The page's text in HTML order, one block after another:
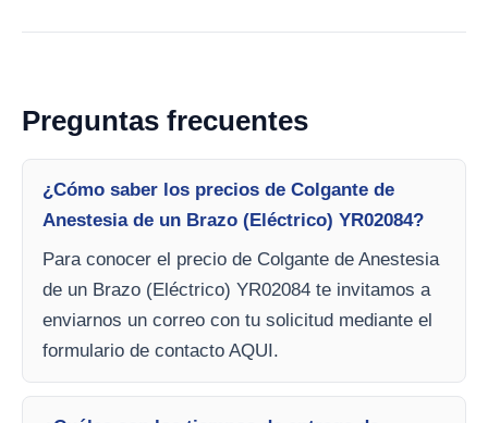
Preguntas frecuentes
¿Cómo saber los precios de Colgante de
Anestesia de un Brazo (Eléctrico) YR02084?
Para conocer el precio de Colgante de Anestesia
de un Brazo (Eléctrico) YR02084 te invitamos a
enviarnos un correo con tu solicitud mediante el
formulario de contacto AQUI.